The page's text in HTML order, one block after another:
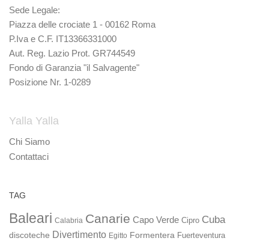
Sede Legale:
Piazza delle crociate 1 - 00162 Roma
P.Iva e C.F. IT13366331000
Aut. Reg. Lazio Prot. GR744549
Fondo di Garanzia "il Salvagente"
Posizione Nr. 1-0289
Yalla Yalla
Chi Siamo
Contattaci
TAG
Baleari Calabria Canarie Capo Verde Cipro Cuba
discoteche Divertimento Egitto Formentera Fuerteventura